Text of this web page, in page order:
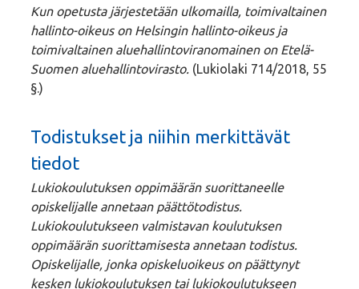
Kun opetusta järjestetään ulkomailla, toimivaltainen
hallinto-oikeus on Helsingin hallinto-oikeus ja
toimivaltainen aluehallintoviranomainen on Etelä-
Suomen aluehallintovirasto. (Lukiolaki 714/2018, 55
§.)
Todistukset ja niihin merkittävät
tiedot
Lukiokoulutuksen oppimäärän suorittaneelle
opiskelijalle annetaan päättötodistus.
Lukiokoulutukseen valmistavan koulutuksen
oppimäärän suorittamisesta annetaan todistus.
Opiskelijalle, jonka opiskeluoikeus on päättynyt
kesken lukiokoulutuksen tai lukiokoulutukseen